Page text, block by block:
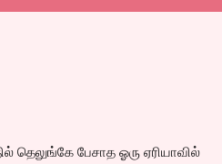
தெலுங்கே பேசாத ஓரு ஏரியாவில்